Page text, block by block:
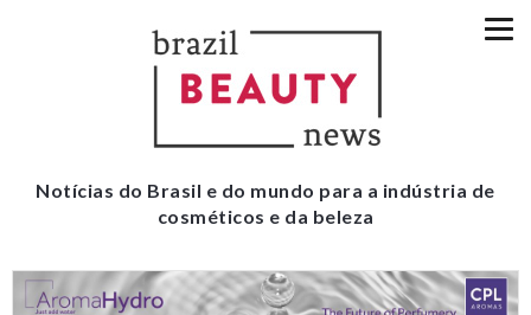
Notícias do Brasil e do mundo para a indústria de
cosméticos e da beleza